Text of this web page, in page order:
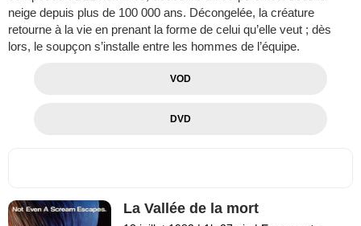
neige depuis plus de 100 000 ans. Décongelée, la créature
retourne à la vie en prenant la forme de celui qu’elle veut ; dès
lors, le soupçon s’installe entre les hommes de l’équipe.
VOD
DVD
La Vallée de la mort